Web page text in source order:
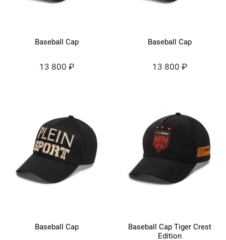
Baseball Cap
13 800 ₽
Baseball Cap
13 800 ₽
Baseball Cap
Baseball Cap Tiger Crest
Edition